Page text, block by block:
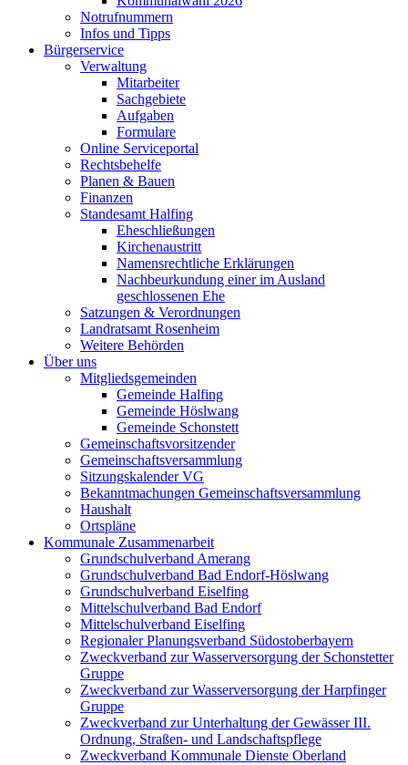
Notrufnummern
Infos und Tipps
Bürgerservice
Verwaltung
Mitarbeiter
Sachgebiete
Aufgaben
Formulare
Online Serviceportal
Rechtsbehelfe
Planen & Bauen
Finanzen
Standesamt Halfing
Eheschließungen
Kirchenaustritt
Namensrechtliche Erklärungen
Nachbeurkundung einer im Ausland
geschlossenen Ehe
Satzungen & Verordnungen
Landratsamt Rosenheim
Weitere Behörden
Über uns
Mitgliedsgemeinden
Gemeinde Halfing
Gemeinde Höslwang
Gemeinde Schonstett
Gemeinschaftsvorsitzender
Gemeinschaftsversammlung
Sitzungskalender VG
Bekanntmachungen Gemeinschaftsversammlung
Haushalt
Ortspläne
Kommunale Zusammenarbeit
Grundschulverband Amerang
Grundschulverband Bad Endorf-Höslwang
Grundschulverband Eiselfing
Mittelschulverband Bad Endorf
Mittelschulverband Eiselfing
Regionaler Planungsverband Südostoberbayern
Zweckverband zur Wasserversorgung der Schonstetter
Gruppe
Zweckverband zur Wasserversorgung der Harpfinger
Gruppe
Zweckverband zur Unterhaltung der Gewässer III.
Ordnung, Straßen- und Landschaftspflege
Zweckverband Kommunale Dienste Oberland